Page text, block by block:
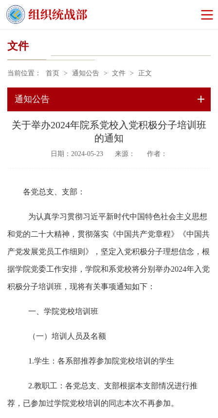
文件
当前位置： 首页 > 通知公告 > 文件 > 正文
通知公告
关于举办2024年院系党校入党积极分子培训班
的通知
日期：2024-05-23 来源： 作者：
各党总支、支部：
为认真学习贯彻习近平新时代中国特色社会主义思想
和党的二十大精神，贯彻落实《中国共产党章程》《中国共
产党发展党员工作细则》， 坚定入党积极分子理想信念， 根
据学院党委工作安排，学院和系党校将分别举办2024年入党
积极分子培训班，现将有关事项通知如下：
一、学院党校培训班
（一）培训 人员及名额
1.学生：各系部推荐参加院党校培训的学生
2.教职工：各党总支、支部根据本支部情况进行推
荐，已参加过学院党校培训的同志本次不再参加。